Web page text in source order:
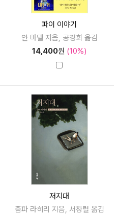
파이 이야기
얀 마텔 지음, 공경희 옮김
14,400원 (10%)
저지대
줌파 라히리 지음, 서창렬 옮김